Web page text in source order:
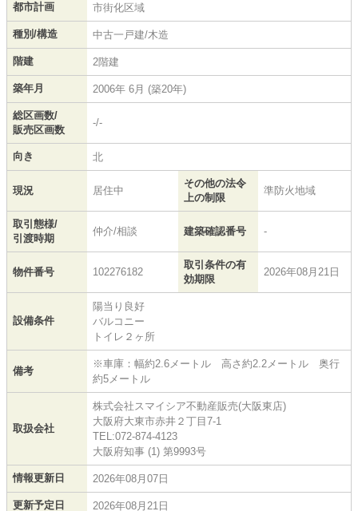
都市計画 市街化区域
種別/構造 中古一戸建/木造
階建 2階建
築年月 2006年 6月 (築20年)
総区画数/
販売区画数
-/-
向き 北
現況 居住中
その他の法令
上の制限
準防火地域
取引態様/
引渡時期
仲介/相談 建築確認番号 -
物件番号 102276182
取引条件の有
効期限
2026年08月21日
設備条件
陽当り良好
バルコニー
トイレ２ヶ所
備考
※車庫：幅約2.6メートル 高さ約2.2メートル 奥行
約5メートル
取扱会社
株式会社スマイシア不動産販売(大阪東店)
大阪府大東市赤井２丁目7-1
TEL:072-874-4123
大阪府知事 (1) 第9993号
情報更新日 2026年08月07日
更新予定日 2026年08月21日